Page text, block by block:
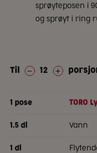
Til 12
1 pose TORO
1.5 dl vann
1 dl
sprøyteposen i
og sprøyt i ring